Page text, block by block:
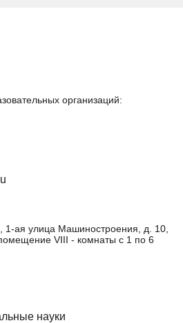
организаций:
1-ая улица Машиностроения, д. 10,
VIII - комнаты с 1 по 6
науки